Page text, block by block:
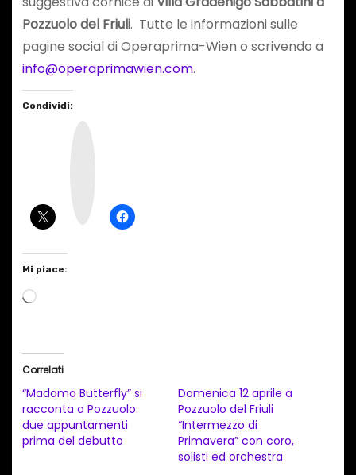
Pozzuolo del Friuli. Tutte le informazioni sulle
pagine social di Operaprima-Wien o scrivendo a
info@operaprimawien.com.
Condividi:
Mi piace:
C
a
m
e
Correlati
“Madama Butterfly” si
racconta a Pozzuolo:
due appuntamenti
prima del debutto
Domenica 12 aprile a
Pozzuolo del Friuli
“Intermezzo di
Primavera” con coro,
solisti ed orchestra